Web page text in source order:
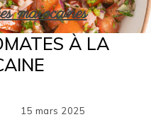
marocaines
À LA
15 mars 2025